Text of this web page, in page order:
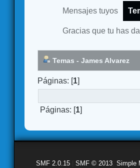
Mensajes tuyos
Gracias que tu has
Temas - James Alvarez
Páginas: [1]
Páginas: [1]
SMF 2.0.15 SMF © 2013 Simple